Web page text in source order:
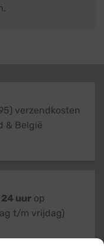
verzendkosten
& België
uur op
t/m vrijdag)